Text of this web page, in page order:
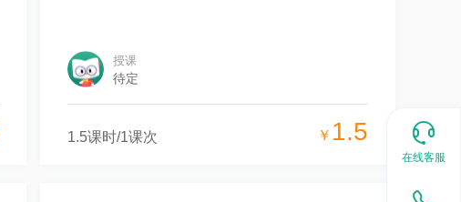
授课
待定
1.5课时/1课次 ￥ 1.5
在线客服